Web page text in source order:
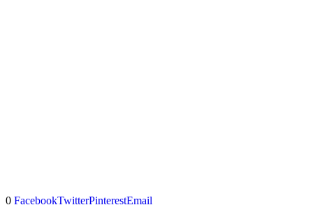
0 FacebookTwitterPinterestEmail